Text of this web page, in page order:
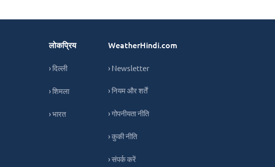
लोकप्रिय
› दिल्ली
› शिमला
› भारत
WeatherHindi.com
› Newsletter
› नियम और शर्तें
› गोपनीयता नीति
› कुकी नीति
› संपर्क करें